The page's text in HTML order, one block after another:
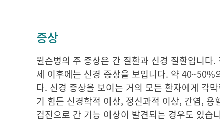
증상
윌슨병의 주 증상은 간 질환과 신경 질환입니
세 이후에는 신경 증상을 보입니다. 약
다. 신경 증상을 보이는 거의 모든 환자에게 각
기 힘든 신경학적 이상, 정신과적 이상, 간염,
검진으로 간 기능 이상이 발견되는 경우도 있습